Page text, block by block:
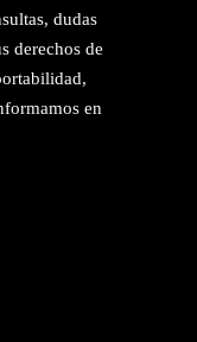
dudas
derechos de
en